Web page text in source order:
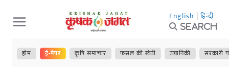
Skip
to
content
English | हिन्दी
Search
होम ई-पेपर कृषि समाचार फसल की खेती उद्यानिकी सरकारी